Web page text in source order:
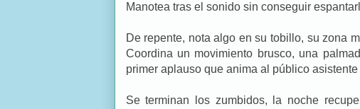
Manotea tras el sonido sin conseguir
De repente, nota algo en su tobillo, su zona
Coordina un movimiento brusco, una
primer aplauso que anima al público
Se terminan los zumbidos, la noche